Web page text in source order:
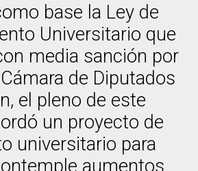
base la Ley de
Universitario que
media sanción por
de Diputados
el pleno de este
un proyecto de
universitario para
aumentos